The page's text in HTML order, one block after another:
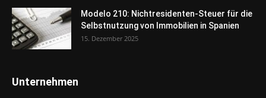
Modelo 210: Nichtresidenten-Steuer für die
Selbstnutzung von Immobilien in Spanien
15. Dezember 2025
Unternehmen